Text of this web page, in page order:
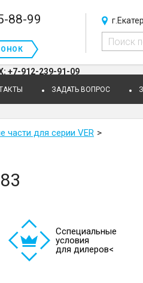
88-99
+7-912-239-91-09
ЗАДАТЬ ВОПРОС
части для серии VER
Cспециальные
условия
для дилеров<